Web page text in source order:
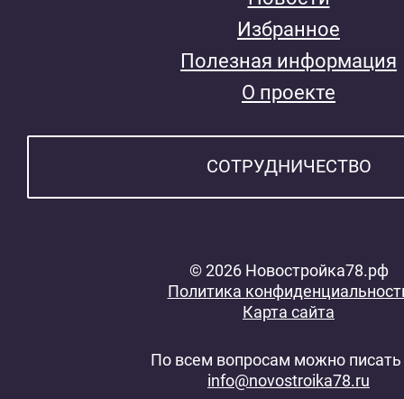
Избранное
Полезная информация
О проекте
СОТРУДНИЧЕСТВО
© 2026 Новостройка78.рф
Политика
Карта сайта
По всем вопросам можно писать
info@novostroika78.ru